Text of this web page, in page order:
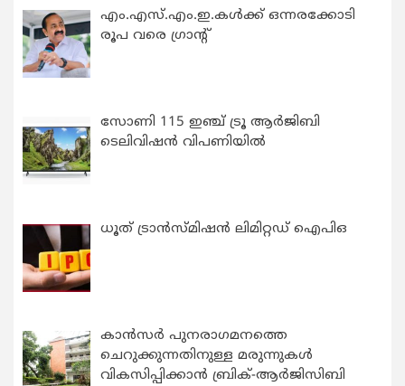
എം.എസ്.എം.ഇ.കൾക്ക് ഒന്നരക്കോടി
രൂപ വരെ ഗ്രാന്റ്
സോണി 115 ഇഞ്ച് ട്രൂ ആർജിബി
ടെലിവിഷൻ വിപണിയിൽ
ധൂത് ട്രാൻസ്മിഷൻ ലിമിറ്റഡ് ഐപിഒ
കാന്‍സര്‍ പുനരാഗമനത്തെ
ചെറുക്കുന്നതിനുള്ള മരുന്നുകള്‍
വികസിപ്പിക്കാന്‍ ബ്രിക്-ആര്‍ജിസിബി